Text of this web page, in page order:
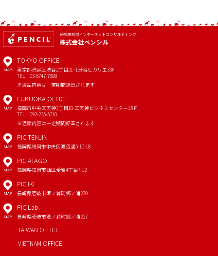
MAP
TOKYO OFFICE
東京都渋谷区渋谷2丁目21−1渋谷ヒカリエ33F
TEL：03-6747-7888
※通話内容は一定期間録音されます
MAP
FUKUOKA OFFICE
福岡市中央区天神1丁目10-20天神ビジネスセンター15Ｆ
TEL：092-235-5210
※通話内容は一定期間録音されます
MAP
PIC TENJIN
福岡県福岡市中央区渡辺通5-10-18
MAP
PIC ATAGO
福岡県福岡市西区愛宕4丁目7-12
MAP
PIC IKI
長崎県壱岐市郷ノ浦町郷ノ浦220
MAP
PIC Lab.
長崎県壱岐市郷ノ浦町郷ノ浦227
TAIWAN OFFICE
VIETNAM OFFICE